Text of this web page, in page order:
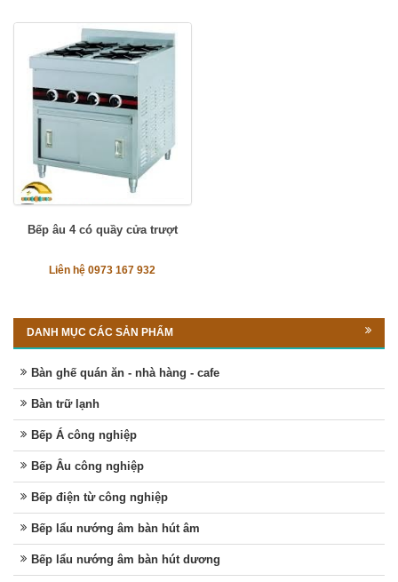
Bếp âu 4 có quầy cửa trượt
Liên hệ 0973 167 932
DANH MỤC CÁC SẢN PHẨM
Bàn ghế quán ăn - nhà hàng - cafe
Bàn trữ lạnh
Bếp Á công nghiệp
Bếp Âu công nghiệp
Bếp điện từ công nghiệp
Bếp lẩu nướng âm bàn hút âm
Bếp lẩu nướng âm bàn hút dương